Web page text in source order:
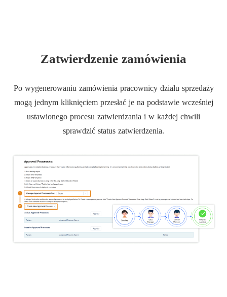
Zatwierdzenie zamówienia
Po wygenerowaniu zamówienia pracownicy działu sprzedaży
mogą jednym kliknięciem przesłać je na podstawie wcześniej
ustawionego procesu zatwierdzania i w każdej chwili
sprawdzić status zatwierdzenia.